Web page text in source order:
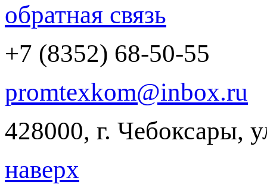
обратная связь
+7 (8352) 68-50-55
promtexkom@inbox.ru
428000, г. Чебоксары,
наверх